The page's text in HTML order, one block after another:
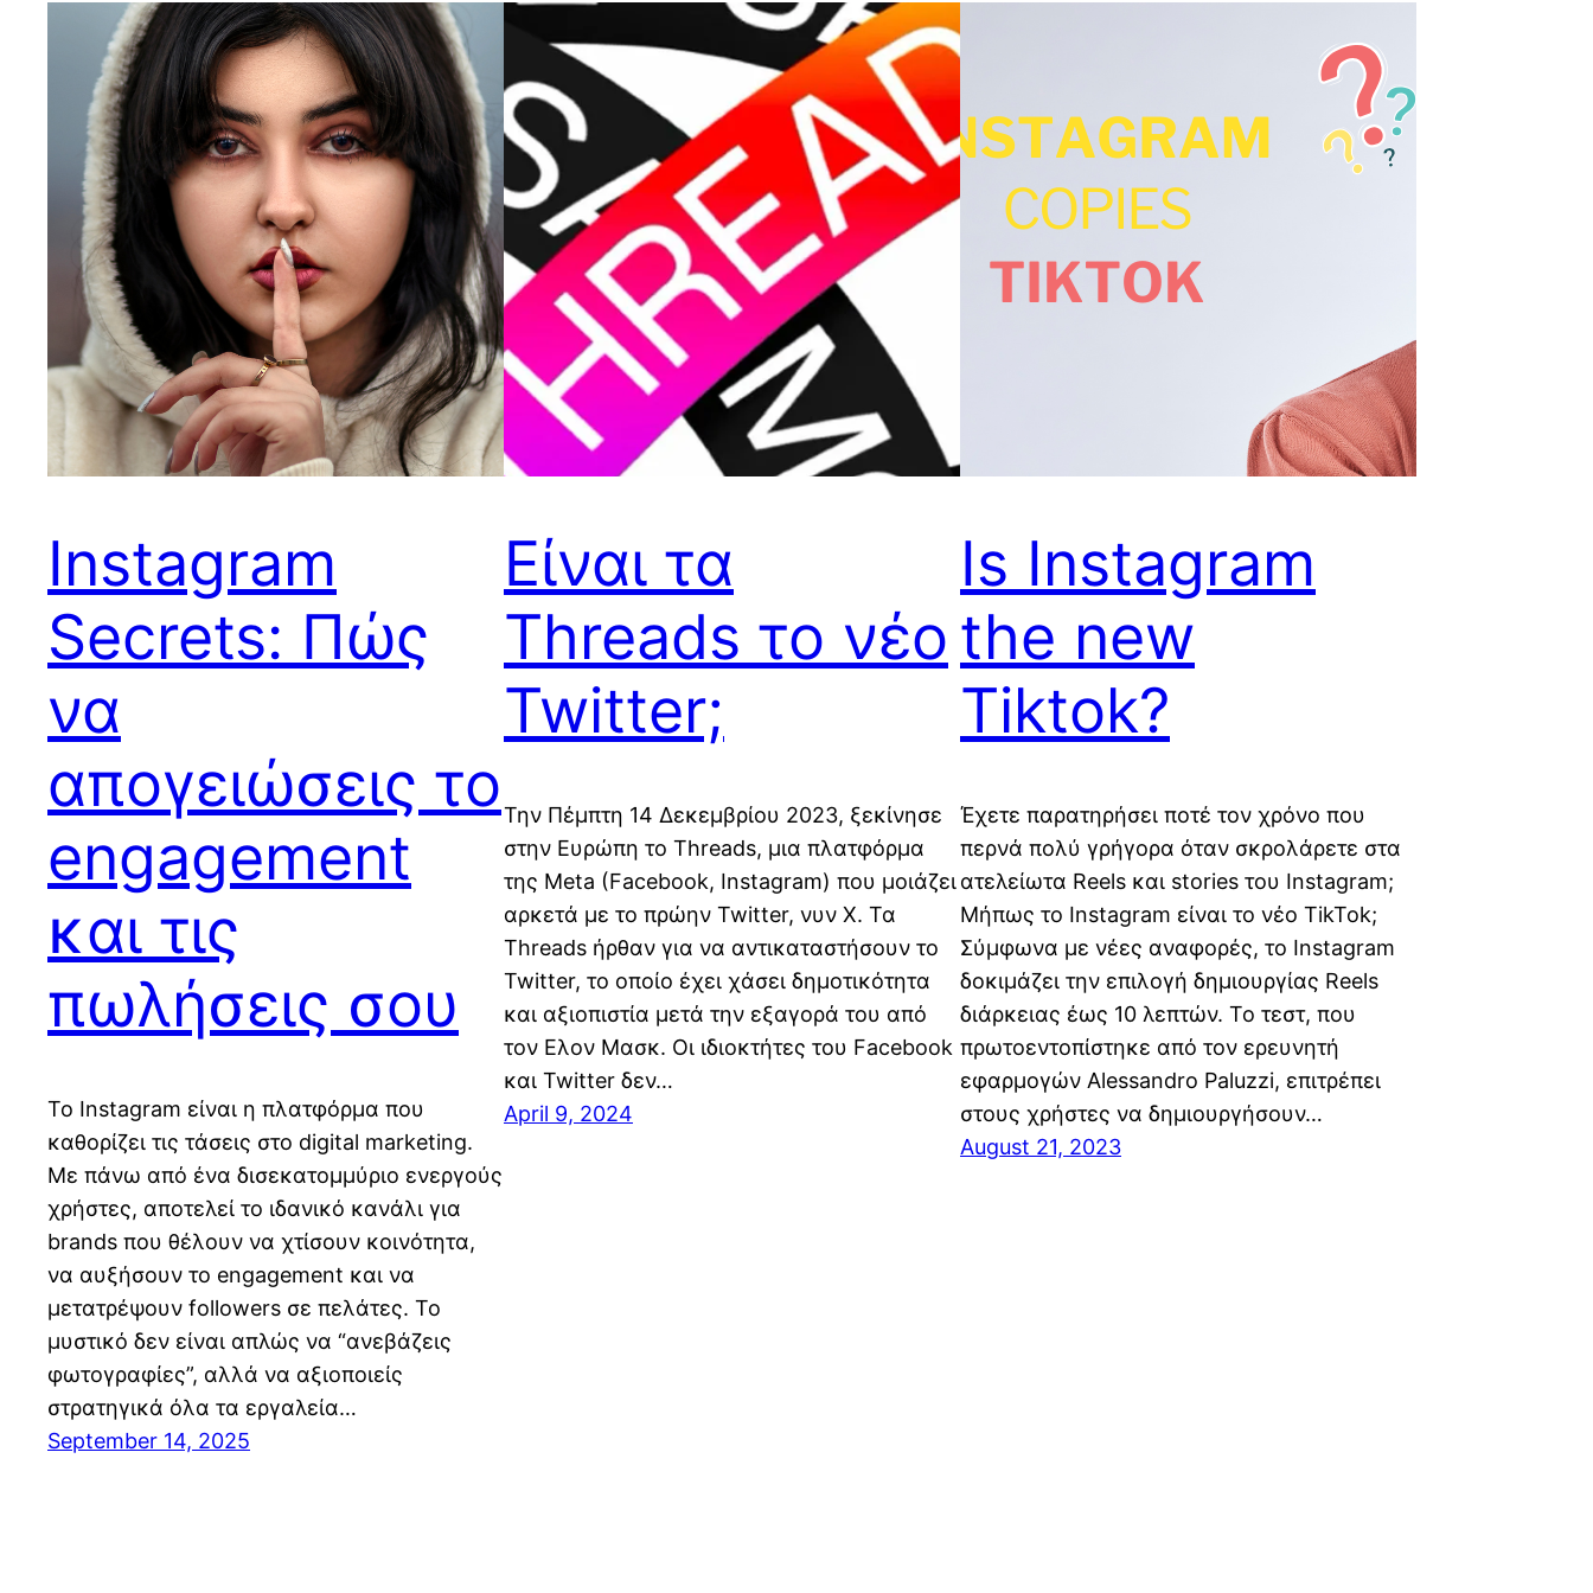
Instagram
Secrets: Πώς
να
απογειώσεις το
engagement
και τις
πωλήσεις σου
Το Instagram είναι η πλατφόρμα που
καθορίζει τις τάσεις στο digital marketing.
Με πάνω από ένα δισεκατομμύριο ενεργούς
χρήστες, αποτελεί το ιδανικό κανάλι για
brands που θέλουν να χτίσουν κοινότητα,
να αυξήσουν το engagement και να
μετατρέψουν followers σε πελάτες. Το
μυστικό δεν είναι απλώς να “ανεβάζεις
φωτογραφίες”, αλλά να αξιοποιείς
στρατηγικά όλα τα εργαλεία…
September 14, 2025
Είναι τα
Threads το νέο
Twitter;
Την Πέμπτη 14 Δεκεμβρίου 2023, ξεκίνησε
στην Ευρώπη το Threads, μια πλατφόρμα
της Meta (Facebook, Instagram) που μοιάζει
αρκετά με το πρώην Twitter, νυν X. Τα
Threads ήρθαν για να αντικαταστήσουν το
Twitter, το οποίο έχει χάσει δημοτικότητα
και αξιοπιστία μετά την εξαγορά του από
τον Ελον Μασκ. Οι ιδιοκτήτες του Facebook
και Twitter δεν…
April 9, 2024
Is Instagram
the new
Tiktok?
Έχετε παρατηρήσει ποτέ τον χρόνο που
περνά πολύ γρήγορα όταν σκρολάρετε στα
ατελείωτα Reels και stories του Instagram;
Μήπως το Instagram είναι το νέο TikTok;
Σύμφωνα με νέες αναφορές, το Instagram
δοκιμάζει την επιλογή δημιουργίας Reels
διάρκειας έως 10 λεπτών. Το τεστ, που
πρωτοεντοπίστηκε από τον ερευνητή
εφαρμογών Alessandro Paluzzi, επιτρέπει
στους χρήστες να δημιουργήσουν…
August 21, 2023